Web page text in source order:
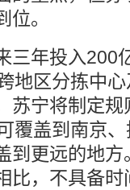
位。
三年投入200
地区分拣中
苏宁将制定
覆盖到南京
到更远的地
比，不具备